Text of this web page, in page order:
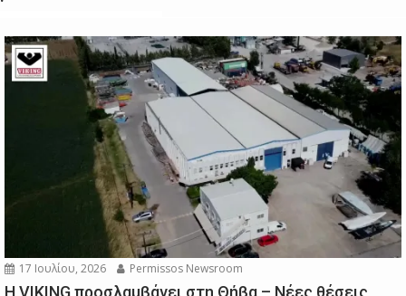
17 Ιουλίου, 2026 Permissos Newsroom
Η VIKING προσλαμβάνει στη Θήβα – Νέες θέσεις